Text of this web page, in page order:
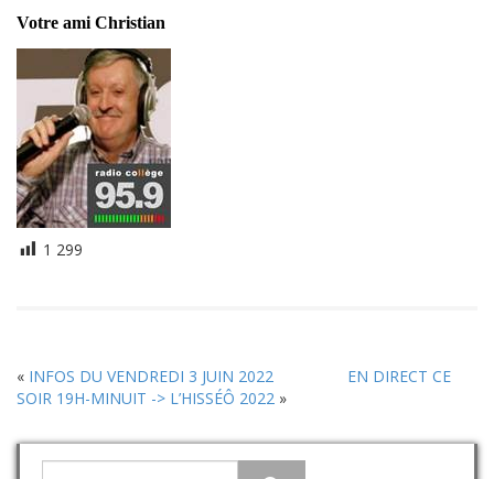
Votre ami Christian
1 299
« INFOS DU VENDREDI 3 JUIN 2022
EN DIRECT CE
SOIR 19H-MINUIT -> L’HISSÉÔ 2022 »